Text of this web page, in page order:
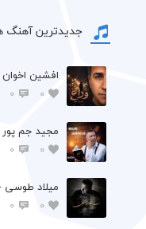
جدیدترین آهنگ
افشين اخوان
0
0
مجید جم پور
0
0
میلاد طوسی
0
0